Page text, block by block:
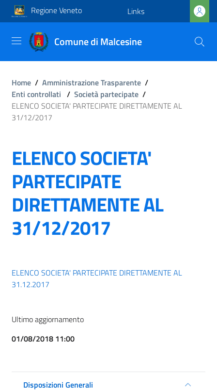
Regione Veneto Links
Comune di Malcesine
Home / Amministrazione Trasparente /
Enti controllati / Società partecipate /
ELENCO SOCIETA' PARTECIPATE DIRETTAMENTE AL
31/12/2017
ELENCO SOCIETA'
PARTECIPATE
DIRETTAMENTE AL
31/12/2017
ELENCO SOCIETA' PARTECIPATE DIRETTAMENTE AL
31.12.2017
Ultimo aggiornamento
01/08/2018 11:00
Disposizioni Generali